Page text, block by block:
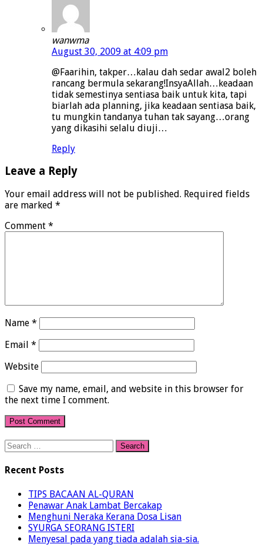
wanwma
August 30, 2009 at 4:09 pm
@Faarihin, takper…kalau dah sedar awal2 boleh
rancang bermula sekarang!InsyaAllah…keadaan
tidak semestinya sentiasa baik untuk kita, tapi
biarlah ada planning, jika keadaan sentiasa baik,
tu mungkin tandanya tuhan tak sayang…orang
yang dikasihi selalu diuji…
Reply
Leave a Reply
Your email address will not be published. Required fields
are marked *
Comment *
Name *
Email *
Website
Save my name, email, and website in this browser for
the next time I comment.
Search
Recent Posts
TIPS BACAAN AL-QURAN
Penawar Anak Lambat Bercakap
Menghuni Neraka Kerana Dosa Lisan
SYURGA SEORANG ISTERI
Menyesal pada yang tiada adalah sia-sia.